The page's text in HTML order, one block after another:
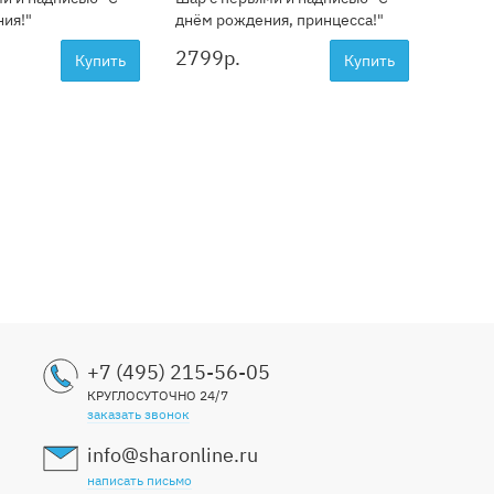
Купить
днём рождения, принцесса!"
2799р. Купить
+7 (495) 215-56-05
КРУГЛОСУТОЧНО 24/7
заказать звонок
info@sharonline.ru
написать письмо